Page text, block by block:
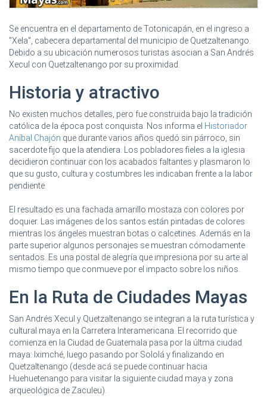
Se encuentra en el departamento de Totonicapán, en el ingreso a
"Xela", cabecera departamental del municipio de Quetzaltenango.
Debido a su ubicación numerosos turistas asocian a San Andrés
Xecul con Quetzaltenango por su proximidad.
Historia y atractivo
No existen muchos detalles, pero fue construida bajo la tradición
católica de la época post conquista. Nos informa el Historiador
Aníbal Chajón que durante varios años quedó sin párroco, sin
sacerdote fijo que la atendiera. Los pobladores fieles a la iglesia
decidieron continuar con los acabados faltantes y plasmaron lo
que su gusto, cultura y costumbres les indicaban frente a la labor
pendiente.
El resultado es una fachada amarillo mostaza con colores por
doquier. Las imágenes de los santos están pintadas de colores
mientras los ángeles muestran botas o calcetines. Además en la
parte superior algunos personajes se muestran cómodamente
sentados. Es una postal de alegría que impresiona por su arte al
mismo tiempo que conmueve por el impacto sobre los niños.
En la Ruta de Ciudades Mayas
San Andrés Xecul y Quetzaltenango se integran a la ruta turística y
cultural maya en la Carretera Interamericana. El recorrido que
comienza en la Ciudad de Guatemala pasa por la últma ciudad
maya: Iximché, luego pasando por Sololá y finalizando en
Quetzaltenango (desde acá se puede continuar hacia
Huehuetenango para visitar la siguiente ciudad maya y zona
arqueológica de Zaculeu).